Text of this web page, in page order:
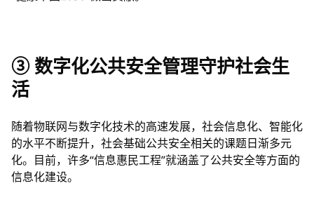
③ 数字化公共安全管理守护社会生
活
随着物联网与数字化技术的高速发展，社会信息化、智能化
的水平不断提升，社会基础公共安全相关的课题日渐多元
化。目前，许多“信息惠民工程”就涵盖了公共安全等方面的
信息化建设。